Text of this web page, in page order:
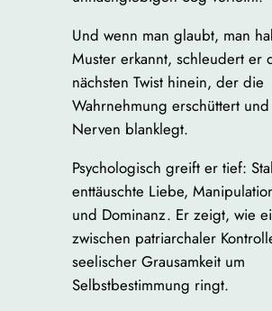
Und wenn man glaubt, man
Muster erkannt, schleudert er
nächsten Twist hinein, der die
Wahrnehmung erschüttert
Nerven blanklegt.
Psychologisch greift er tief:
enttäuschte Liebe,
und Dominanz. Er zeigt, wie
zwischen patriarchaler
seelischer Grausamkeit um
Selbstbestimmung ringt.